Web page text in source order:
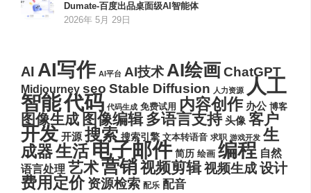
Dumate-百度出品桌面级AI智能体
2026年 5月 29日
AI AI写作 AI平台 AI技术AI绘画ChatGPT
Midjourney seo Stable Diffusion 人力资源 人工
智能代码 代码生成 免费试用 内容创作 办公 博客
图像生成 图像编辑 多语言支持 头像 客户
开发 开源 搜索 搜索引擎 文本转语音 求职 游戏开发 生
成器生活电子邮件 简历 绘画 编程 自然
语言处理 艺术营销视频剪辑视频生成设计
费用定价 资源检索 配乐 配音